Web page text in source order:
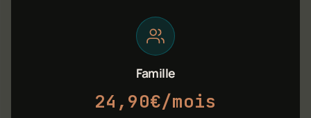
Famille
24,90€/mois